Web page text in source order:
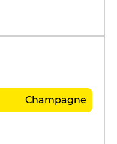
Champagne